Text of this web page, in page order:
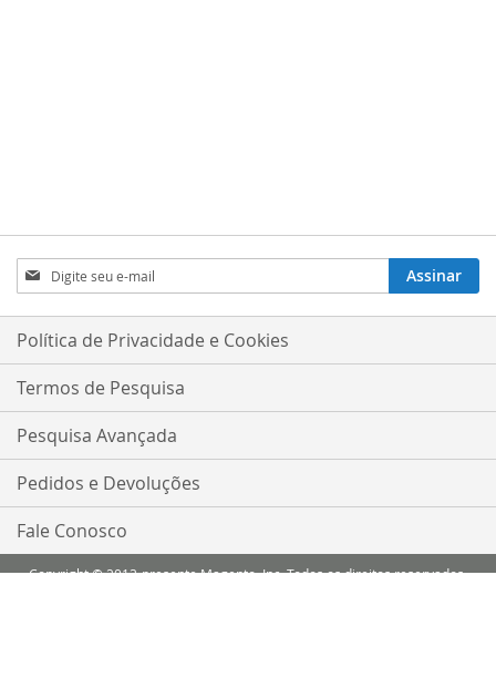
Inscreva-
se
na
nossa
Assinar
Política de Privacidade e Cookies
Termos de Pesquisa
Pesquisa Avançada
Pedidos e Devoluções
Fale Conosco
Copyright © 2013-presente Magento, Inc. Todos os direitos reservados.